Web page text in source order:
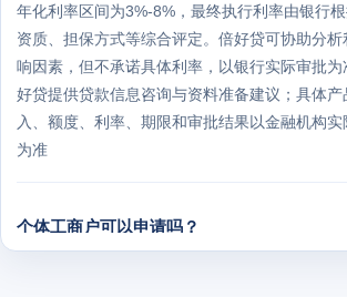
年化利率区间为3%-8%，最终执行利率由银行
资质、担保方式等综合评定。倍好贷可协助分析
响因素，但不承诺具体利率，以银行实际审批为
好贷提供贷款信息咨询与资料准备建议；具体产
入、额度、利率、期限和审批结果以金融机构实
为准
个体工商户可以申请吗？